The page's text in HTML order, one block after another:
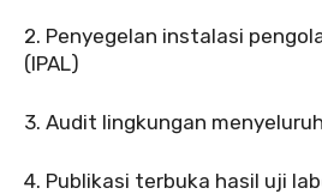
‎2. Penyegelan instalasi
(IPAL)
‎3. Audit lingkungan
‎4. Publikasi terbuka hasil uji